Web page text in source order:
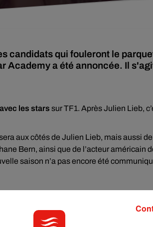
candidats qui fouleront le
Academy a été annoncée. Il
les stars sur TF1. Après Julien Lieb,
aux côtés de Julien Lieb, mais aussi de
Bern, ainsi que de l’acteur américain
saison n’a pas encore été
ou encore Marine, Emma a récemment
, co-signés par un autre candidat de la